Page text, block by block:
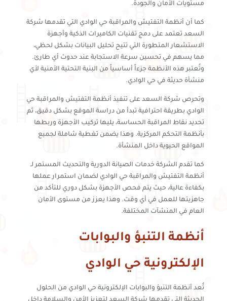
مستويات الأمان والجودة.
كما أن أنظمة التفتيش والمراقبة حي الوادي التي تقدمها شركة
السعد تعتمد على دمج تقنيات الكاميرات الذكية وأجهزة
الاستشعار المتطورة التي تتيح تحليل البيانات بشكل لحظي،
مما يسهم في تحسين سرعة الاستجابة عند حدوث أي طارئ.
وتُعتبر هذه الأنظمة جزءاً أساسياً من البنية التحتية الأمنية لأي
منشأة حديثة في حي الوادي.
وتحرص شركة السعد على تنفيذ أنظمة التفتيش والمراقبة حي
الوادي بطريقة احترافية تبدأ من دراسة الموقع بشكل دقيق، ثم
تحديد نقاط المراقبة الحساسة، يليها تركيب الأجهزة وربطها
بأنظمة التحكم المركزية. وهذا يضمن تغطية شاملة لجميع
المواقع الحيوية داخل المنشأة.
كما تقدم الشركة خدمات الصيانة الدورية والتحديث المستمر لـ
أنظمة التفتيش والمراقبة حي الوادي لضمان استمرار عملها
بكفاءة عالية، حيث يتم فحص الأجهزة بشكل دوري للتأكد من
جاهزيتها للعمل في أي وقت. وهذا يعزز من مستوى الأمان
العام في المنشآت المختلفة.
أنظمة التنبؤ والبوابات
الإلكترونية حي الوادي
تُعد أنظمة التنبؤ والبوابات الإلكترونية حي الوادي من الحلول